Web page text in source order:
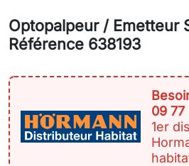
Optopalpeur / Emetteur
Référence 638193
09 77
1er